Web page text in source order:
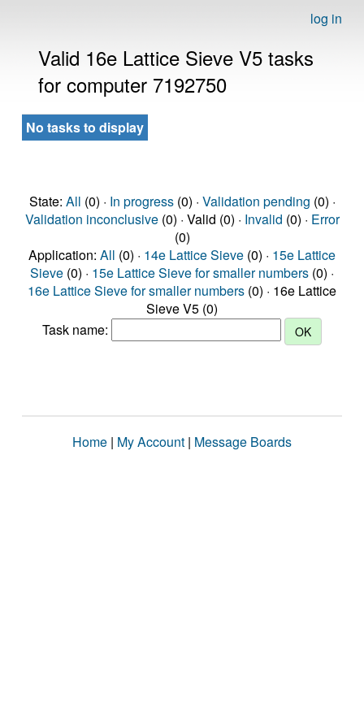
log in
Valid 16e Lattice Sieve V5 tasks
for computer 7192750
No tasks to display
State: All (0) · In progress(0) · Validation pending (0) ·
Validation inconclusive(0) · Valid (0) · Invalid (0) · Error
(0)
Application: All (0) · 14e Lattice Sieve (0) · 15e Lattice
Sieve (0) · 15e Lattice Sieve for smaller numbers (0) ·
16e Lattice Sieve for smaller numbers (0) · 16e Lattice
Sieve V5 (0)
Task name:
Home | My Account | Message Boards